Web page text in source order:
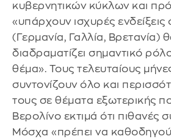
κυβερνητικών κύκλων και
«υπάρχουν ισχυρές ενδείξεις
(Γερμανία, Γαλλία, Βρετανία)
διαδραματίζει σημαντικό
θέμα». Τους τελευταίους
συντονίζουν όλο και
τους σε θέματα εξωτερικής
Βερολίνο εκτιμά ότι πιθανές
Μόσχα «πρέπει να